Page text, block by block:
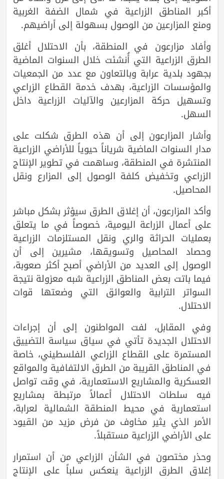
أكبر المناطق الزراعية في شمال الضفة الغربية
ومنع المزارعين من الوصول بسهولة إلى أراضيهم.
وأفاد مزارعون في المنطقة، بأن الاحتلال أغلق
الطرق الزراعية التي أُنشئت خلال السنوات الماضية
بجهود بلدية عرابة وبالتعاون مع عدد من الجمعيات
والمؤسسات الزراعية، بهدف خدمة القطاع الزراعي
وتسهيل حركة المزارعين والآليات الزراعية داخل
السهل.
وأشار المزارعون إلى أن هذه الطرق شكلت على
مدار السنوات الماضية شرياناً حيوياً للأراضي الزراعية
المنتشرة في المنطقة، وساهمت في تطوير الإنتاج
الزراعي وتخفيض كلفة الوصول إلى المزارع ونقل
المحاصيل.
وأكد المزارعون، أن إغلاق الطرق سيؤثر بشكل مباشر
على أعمال الزراعة اليومية، خصوصاً في ما يتعلق
بعمليات الحراثة والري ونقل المستلزمات الزراعية
وحصاد المحاصيل وتسويقها، مشيرين إلى أن
الوصول إلى العديد من الأراضي أصبح أكثر صعوبة،
فيما باتت بعض المناطق الزراعية شبه معزولة نتيجة
السواتر الترابية والعوائق التي وضعتها قوات
الاحتلال.
وفي المقابل، لفت المواطنون إلى أن إجراءات
الاحتلال الجديدة تأتي في سياق سياسة التضييق
المستمرة على القطاع الزراعي الفلسطيني، خاصة
في المناطق القريبة من الطرق الالتفافية والمواقع
العسكرية والمشاريع الاستعمارية، في وقت تواصل
فيه سلطات الاحتلال أعمالاً مرتبطة بمشاريع
استعمارية في محيط المنطقة الشمالية لعرابة،
الأمر الذي يثير مخاوف من فرض مزيد من القيود
على الأراضي الزراعية مستقبلاً.
وحذر مختصون في الشأن الزراعي من أن استمرار
إغلاق الطرق الزراعية ينعكس سلباً على الإنتاج